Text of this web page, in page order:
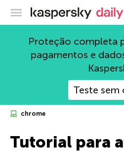
Blog
Proteção completa
pagamentos e
Teste sem
chrome
Tutorial para